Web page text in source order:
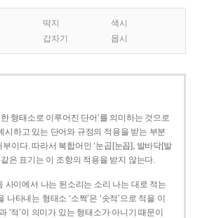
딱지
색시
갑자기 몹시
한 형태소로 이루어진 단어’를 의미하는 것으로
시하고 있는 단어와 규정의 적용을 받는 부분
이다. 따라서 복합어인 ‘눈곱[눈꼽], 발바닥[발
은 표기는 이 조항의 적용을 받지 않는다.
사이에서 나는 된소리는 소리 나는 대로 적는
타내는 형태소 ‘소쩍’은 ‘솟적’으로 적을 이
‘적’이 의미가 있는 형태소가 아니기 때문이